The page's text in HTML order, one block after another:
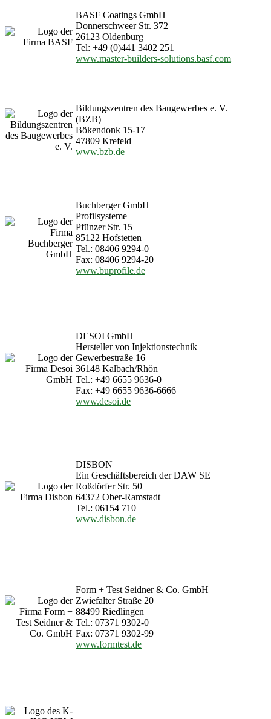
BASF Coatings GmbH
Donnerschweer Str. 372
26123 Oldenburg
Tel: +49 (0)441 3402 251
www.master-builders-solutions.basf.com
Bildungszentren des Baugewerbes e. V.
(BZB)
Bökendonk 15-17
47809 Krefeld
www.bzb.de
Buchberger GmbH
Profilsysteme
Pfünzer Str. 15
85122 Hofstetten
Tel.: 08406 9294-0
Fax: 08406 9294-20
www.buprofile.de
DESOI GmbH
Hersteller von Injektionstechnik
Gewerbestraße 16
36148 Kalbach/Rhön
Tel.: +49 6655 9636-0
Fax: +49 6655 9636-6666
www.desoi.de
DISBON
Ein Geschäftsbereich der DAW SE
Roßdörfer Str. 50
64372 Ober-Ramstadt
Tel.: 06154 710
www.disbon.de
Form + Test Seidner & Co. GmbH
Zwiefalter Straße 20
88499 Riedlingen
Tel.: 07371 9302-0
Fax: 07371 9302-99
www.formtest.de